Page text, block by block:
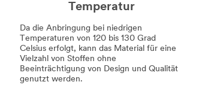
Temperatur
Da die Anbringung bei niedrigen
Temperaturen von 120 bis 130 Grad
Celsius erfolgt, kann das Material für eine
Vielzahl von Stoffen ohne
Beeinträchtigung von Design und Qualität
genutzt werden.